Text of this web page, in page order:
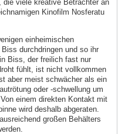
die viele kreative Betrachter an
Kinofilm Nosferatu
einheimischen
durchdringen und so ihr
Biss, der freilich fast nur
fühlt, ist nicht vollkommen
aber meist schwächer als ein
oder -schwellung um
einem direkten Kontakt mit
wird deshalb abgeraten.
großen Behälters